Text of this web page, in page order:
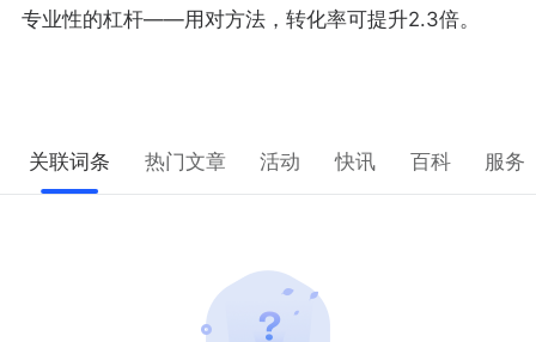
专业性的杠杆——用对方法，转化率可提升2.3倍。
关联词条 热门文章 活动 快讯 百科 服务